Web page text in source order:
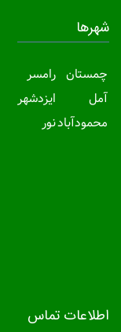
شهرها
چمستان
آمل
محمودآباد
رامسر
ایزدشهر
نور
اطلاعات تماس